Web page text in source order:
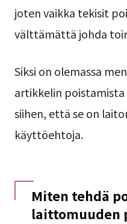
joten vaikka tekisit
välttämättä johda
Siksi on olemassa
artikkelin
siihen, että se on
käyttöehtoja.
Miten tehdä
laittomuuden